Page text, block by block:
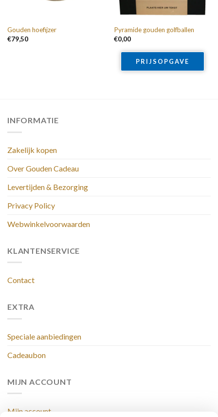
Gouden hoefijzer
€79,50
Pyramide gouden golfballen
€0,00
PRIJSOPGAVE
INFORMATIE
Zakelijk kopen
Over Gouden Cadeau
Levertijden & Bezorging
Privacy Policy
Webwinkelvoorwaarden
KLANTENSERVICE
Contact
EXTRA
Speciale aanbiedingen
Cadeaubon
MIJN ACCOUNT
Mijn account